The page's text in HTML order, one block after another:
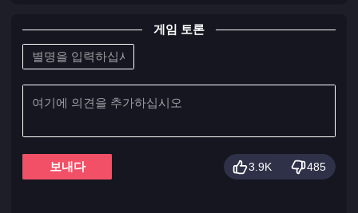
게임 토론
보내다 3.9K 485